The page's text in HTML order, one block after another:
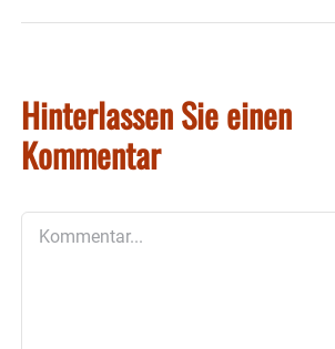
Hinterlassen Sie einen
Kommentar